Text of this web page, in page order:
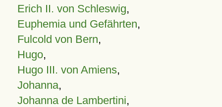
Erich II. von Schleswig,
Euphemia und Gefährten,
Fulcold von Bern,
Hugo,
Hugo III. von Amiens,
Johanna,
Johanna de Lambertini,